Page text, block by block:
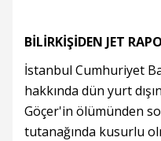
BİLİRKİŞİDEN JET
İstanbul Cumhuriyet
hakkında dün yurt
Göçer'in ölümünden
tutanağında kusurlu